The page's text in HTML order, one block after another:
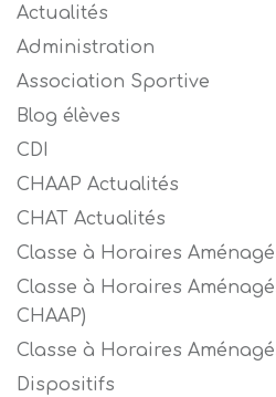
Actualités
Administration
Association Sportive
Blog élèves
CDI
CHAAP Actualités
CHAT Actualités
Classe à Horaires
Classe à Horaires
CHAAP)
Classe à Horaires
Dispositifs